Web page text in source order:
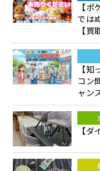
【
では
【買
【
コン
ャン
【